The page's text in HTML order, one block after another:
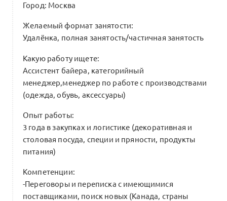
Город: Москва
Желаемый формат занятости:
Удалёнка, полная занятость/частичная занятость
Какую работу ищете:
Ассистент байера, категорийный
менеджер,менеджер по работе с производствами
(одежда, обувь, аксессуары)
Опыт работы:
3 года в закупках и логистике (декоративная и
столовая посуда, специи и пряности, продукты
питания)
Компетенции:
-Переговоры и переписка с имеющимися
поставщиками, поиск новых (Канада, страны